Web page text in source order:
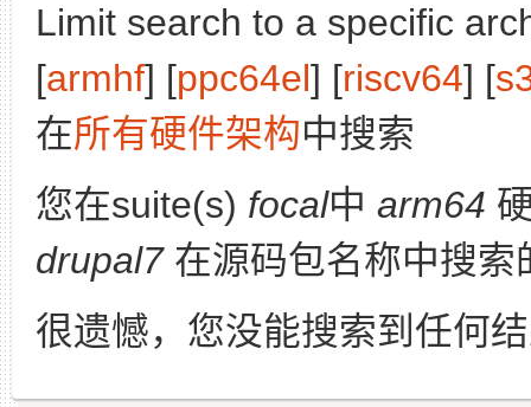
Limit search to a specific
[armhf] [ppc64el] [riscv64] [
在所有硬件架构中搜索
您在suite(s) focal中 arm64
drupal7在源码包名称中搜索
很遗憾，您没能搜索到任何